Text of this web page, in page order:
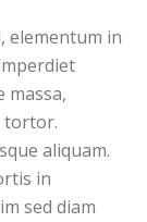
elementum in
tortor.
aliquam.
in
sed diam